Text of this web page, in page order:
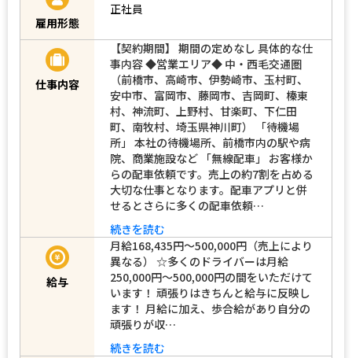
雇用形態
正社員
仕事内容
【契約期間】 期間の定めなし 具体的な仕
事内容 ◆営業エリア◆ 中・西毛交通圏
（前橋市、高崎市、伊勢崎市、玉村町、
安中市、富岡市、藤岡市、吉岡町、榛東
村、神流町、上野村、甘楽町、下仁田
町、南牧村、埼玉県神川町） 「待機場
所」 本社の待機場所、前橋市内の駅や病
院、商業施設など 「無線配車」 お客様か
らの配車依頼です。売上の約7割を占める
大切な仕事となります。配車アプリと併
せるとさらに多くの配車依頼…
続きを読む
給与
月給168,435円～500,000円（売上により
異なる） ☆多くのドライバーは月給
250,000円～500,000円の間をいただけて
います！ 頑張りはきちんと給与に反映し
ます！ 月給に加え、歩合給があり自分の
頑張りが収…
続きを読む